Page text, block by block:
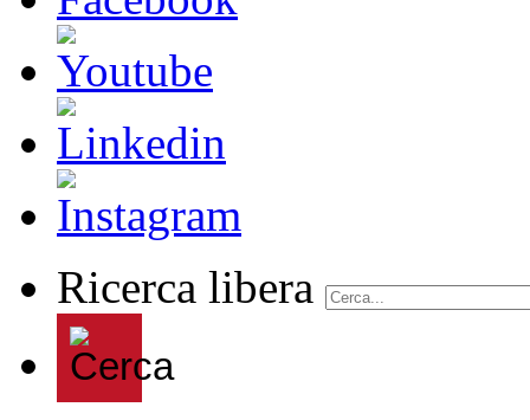
Ricerca libera